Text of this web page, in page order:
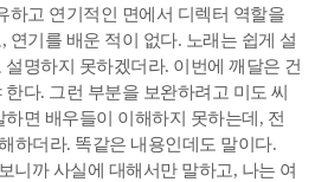
고 연기적인 면에서 디렉터 역할을
연기를 배운 적이 없다. 노래는 쉽게 설
명하지 못하겠더라. 이번에 깨달은 건
다. 그런 부분을 보완하려고 미도 씨
면 배우들이 이해하지 못하는데, 전
하더라. 똑같은 내용인데도 말이다.
까 사실에 대해서만 말하고, 나는 여